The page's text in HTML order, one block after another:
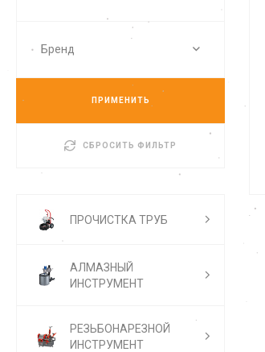
Бренд
ПРИМЕНИТЬ
СБРОСИТЬ ФИЛЬТР
ПРОЧИСТКА ТРУБ
АЛМАЗНЫЙ
ИНСТРУМЕНТ
РЕЗЬБОНАРЕЗНОЙ
ИНСТРУМЕНТ